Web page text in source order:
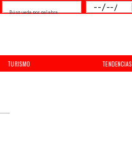
TURISMO TENDENCIAS
Búsqueda por palabra